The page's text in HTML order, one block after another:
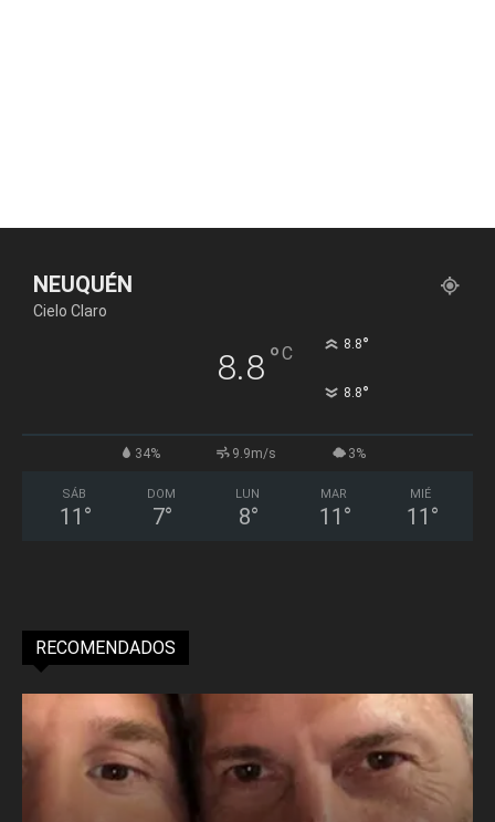
NEUQUÉN
Cielo Claro
8.8°C 8.8°
8.8°
34% 9.9m/s 3%
SÁB
11 °
DOM
7°
LUN
8°
MAR
11 °
MIÉ
11 °
RECOMENDADOS